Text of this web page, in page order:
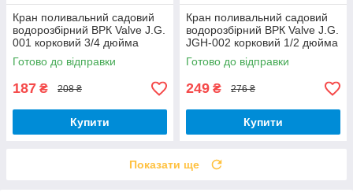
Кран поливальний садовий
водорозбірний ВРК Valve J.G.
001 корковий 3/4 дюйма
латунь золотий
Готово до відправки
187 ₴ 208 ₴
Купити
Кран поливальний садовий
водорозбірний ВРК Valve J.G.
JGH-002 корковий 1/2 дюйма
латунь золотий
Готово до відправки
249 ₴ 276 ₴
Купити
Показати ще